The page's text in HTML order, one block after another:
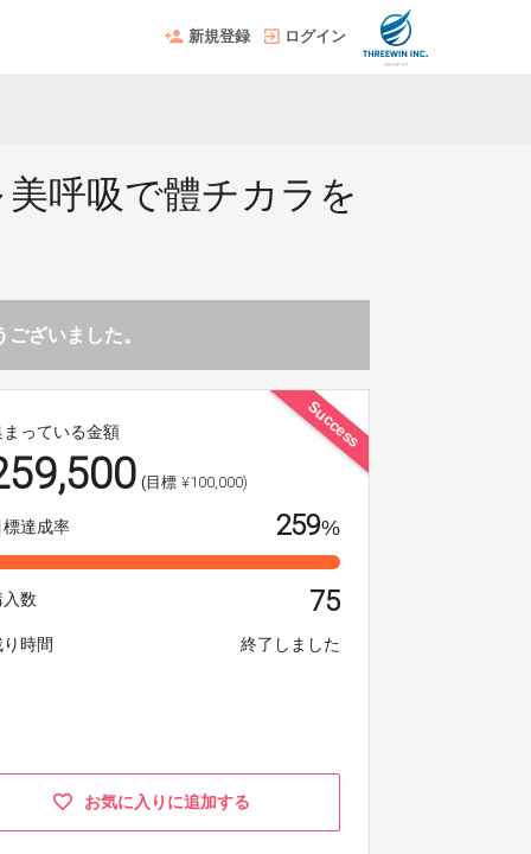
新規登録 ログイン
呼吸で體チカラを
ざいました。
Success
まっている金額
(目標 ¥100,000)
標達成率 259%
入数 75
り時間 終了しました
お気に入りに追加する